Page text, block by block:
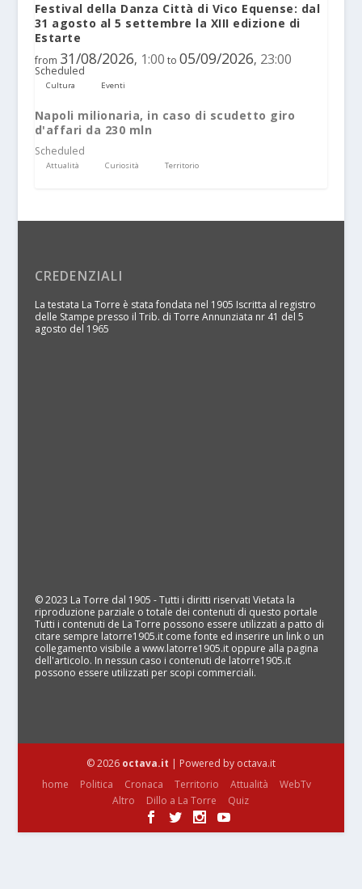
Festival della Danza Città di Vico Equense: dal
31 agosto al 5 settembre la XIII edizione di
Estarte
from 31/08/2026, 1:00 to 05/09/2026, 23:00
Scheduled
Cultura Eventi
Napoli milionaria, in caso di scudetto giro
d'affari da 230 mln
Scheduled
Attualità Curiosità Territorio
CREDENZIALI
La testata La Torre è stata fondata nel 1905 Iscritta al registro
delle Stampe presso il Trib. di Torre Annunziata nr 41 del 5
agosto del 1965
© 2023 La Torre dal 1905 - Tutti i diritti riservati Vietata la
riproduzione parziale o totale dei contenuti di questo portale
Tutti i contenuti de La Torre possono essere utilizzati a patto di
citare sempre latorre1905.it come fonte ed inserire un link o un
collegamento visibile a www.latorre1905.it oppure alla pagina
dell'articolo. In nessun caso i contenuti de latorre1905.it
possono essere utilizzati per scopi commerciali.
© 2026 octava.it | Powered by octava.it
home
Politica Cronaca Territorio Attualità
WebTv
Altro
Dillo a La Torre Quiz